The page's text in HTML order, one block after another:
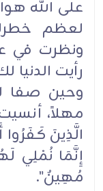
على الله
لعظم
ونظرت في
رأيت
وحين صفا
مهلاً،
الَّذِينَ
إِنَّمَا نُمْلِي
مُهِينٌ".